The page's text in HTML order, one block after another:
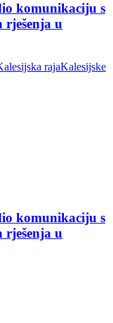
komunikaciju s
u
rajaKalesijske
komunikaciju s
u